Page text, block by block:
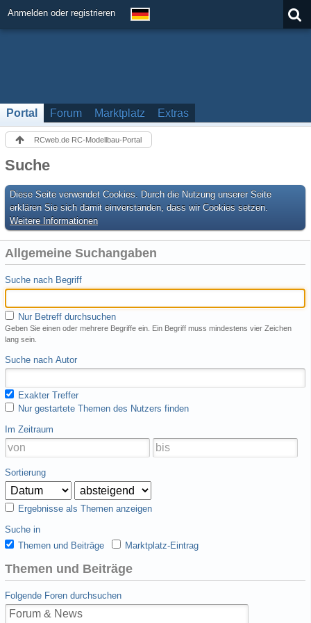
Anmelden oder registrieren
Portal Forum Marktplatz Extras
RCweb.de RC-Modellbau-Portal
Suche
Diese Seite verwendet Cookies. Durch die Nutzung unserer Seite
erklären Sie sich damit einverstanden, dass wir Cookies setzen.
Weitere Informationen
Allgemeine Suchangaben
Suche nach Begriff
Nur Betreff durchsuchen
Geben Sie einen oder mehrere Begriffe ein. Ein Begriff muss mindestens vier Zeichen
lang sein.
Suche nach Autor
Exakter Treffer
Nur gestartete Themen des Nutzers finden
Im Zeitraum
Sortierung
Ergebnisse als Themen anzeigen
Suche in
Themen und Beiträge
Marktplatz-Eintrag
Themen und Beiträge
Folgende Foren durchsuchen